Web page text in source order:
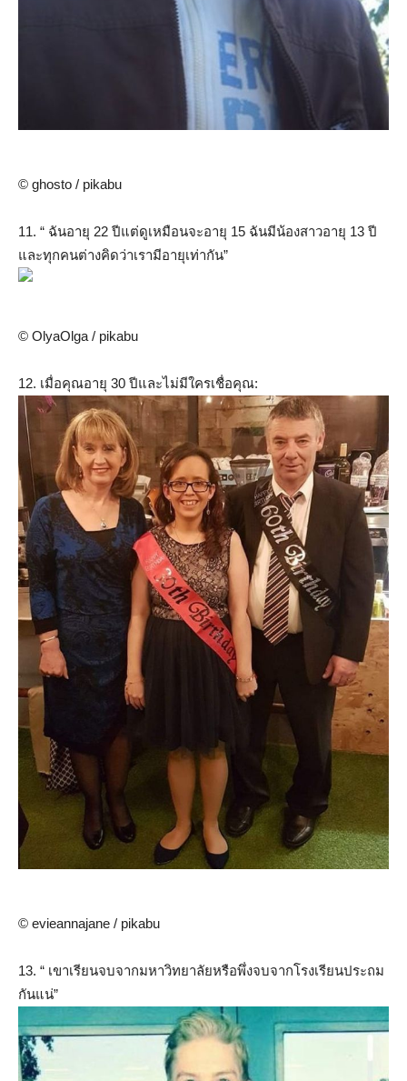
© ghosto / pikabu
11. “ ฉันอายุ 22 ปีแต่ดูเหมือนจะอายุ 15 ฉันมีน้องสาวอายุ 13 ปี
และทุกคนต่างคิดว่าเรามีอายุเท่ากัน”
© OlyaOlga / pikabu
12. เมื่อคุณอายุ 30 ปีและไม่มีใครเชื่อคุณ:
© evieannajane / pikabu
13. “ เขาเรียนจบจากมหาวิทยาลัยหรือพึ่งจบจากโรงเรียนประถม
กันแน่”